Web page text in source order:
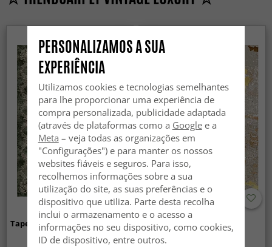
Tapete Wilton - Taknis (verde)
Tapete Wilton - Elena
(bege/dourado)
PERSONALIZAMOS A SUA
EXPERIÊNCIA
Utilizamos cookies e tecnologias semelhantes
para lhe proporcionar uma experiência de
compra personalizada, publicidade adaptada
(através de plataformas como a Googlee a
Meta – veja todas as organizações em
"Configurações") e para manter os nossos
websites fiáveis e seguros. Para isso,
recolhemos informações sobre a sua
utilização do site, as suas preferências e o
dispositivo que utiliza. Parte desta recolha
inclui o armazenamento e o acesso a
informações no seu dispositivo, como cookies,
ID de dispositivo, entre outros.